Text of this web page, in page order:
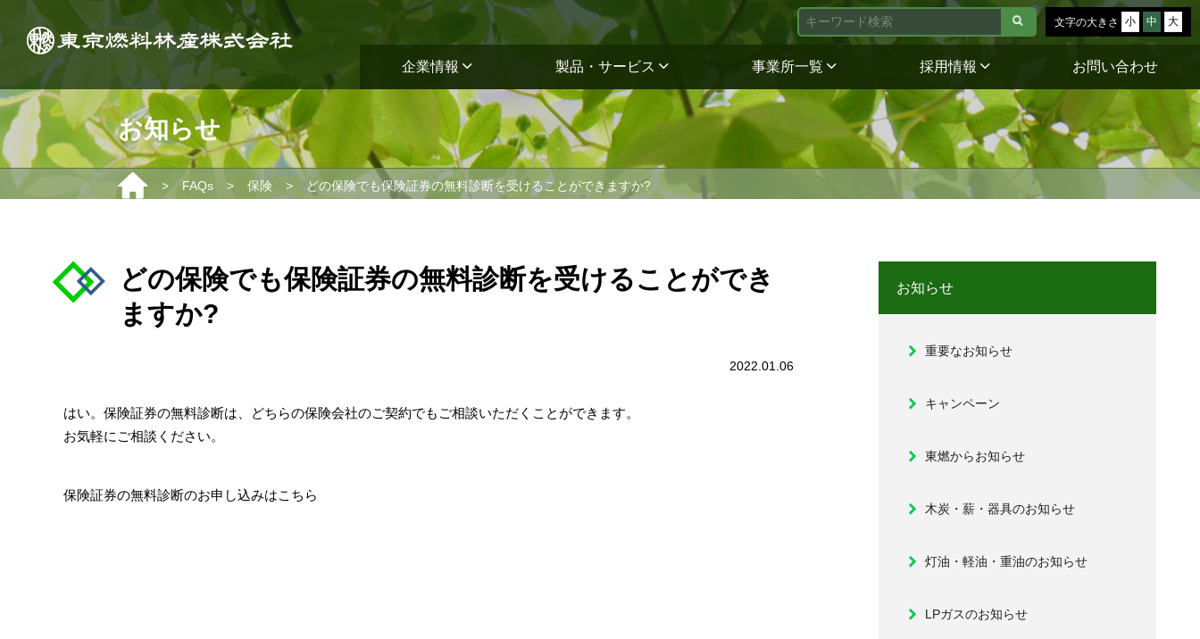
文字の大きさ 小 中 大
企業情報 製品・サービス 事業所一覧 採用情報 お問い合わせ
お知らせ
> FAQs > 保険 > どの保険でも保険証券の無料診断を受けることができますか?
どの保険でも保険証券の無料診断を受けることができ
ますか?
2022.01.06
はい。保険証券の無料診断は、どちらの保険会社のご契約でもご相談いただくことができます。
お気軽にご相談ください。
保険証券の無料診断のお申し込みはこちら
お知らせ
重要なお知らせ
キャンペーン
東燃からお知らせ
木炭・薪・器具のお知らせ
灯油・軽油・重油のお知らせ
LPガスのお知らせ